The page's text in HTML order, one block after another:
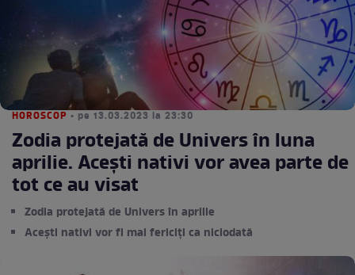
HOROSCOP • pe 13.03.2023 la 23:30
Zodia protejată de Univers în luna
aprilie. Acești nativi vor avea parte de
tot ce au visat
Zodia protejată de Univers în aprilie
Acești nativi vor fi mai fericiți ca niciodată